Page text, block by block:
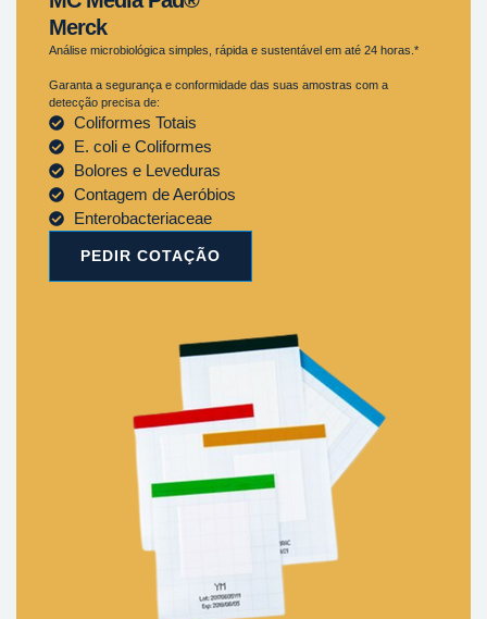
Merck
Análise microbiológica simples, rápida e sustentável em até 24 horas.*
Garanta a segurança e conformidade das suas amostras com a
detecção precisa de:
Coliformes Totais
E. coli e Coliformes
Bolores e Leveduras
Contagem de Aeróbios
Enterobacteriaceae
PEDIR COTAÇÃO